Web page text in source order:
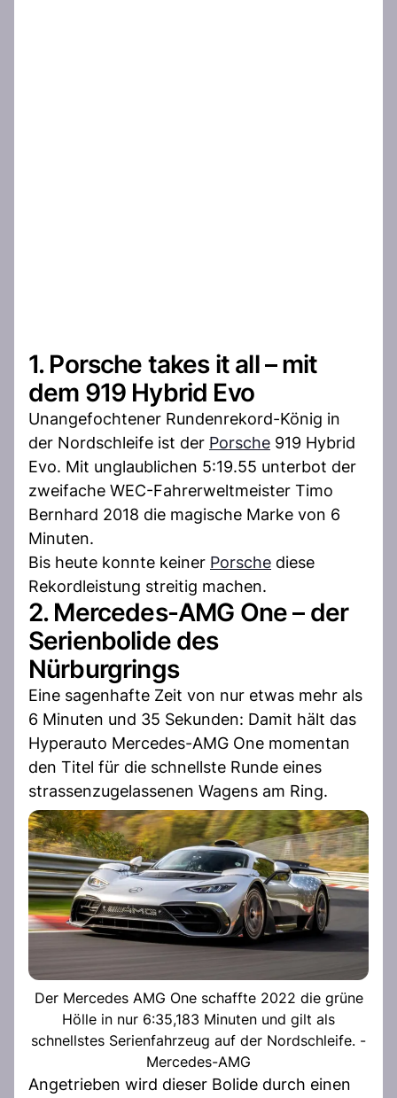
1. Porsche takes it all – mit
dem 919 Hybrid Evo
Unangefochtener Rundenrekord-König in
der Nordschleife ist der Porsche 919 Hybrid
Evo. Mit unglaublichen 5:19.55 unterbot der
zweifache WEC-Fahrerweltmeister Timo
Bernhard 2018 die magische Marke von 6
Minuten.
Bis heute konnte keiner Porsche diese
Rekordleistung streitig machen.
2. Mercedes-AMG One – der
Serienbolide des
Nürburgrings
Eine sagenhafte Zeit von nur etwas mehr als
6 Minuten und 35 Sekunden: Damit hält das
Hyperauto Mercedes-AMG One momentan
den Titel für die schnellste Runde eines
strassenzugelassenen Wagens am Ring.
Der Mercedes AMG One schaffte 2022 die grüne
Hölle in nur 6:35,183 Minuten und gilt als
schnellstes Serienfahrzeug auf der Nordschleife. -
Mercedes-AMG
Angetrieben wird dieser Bolide durch einen